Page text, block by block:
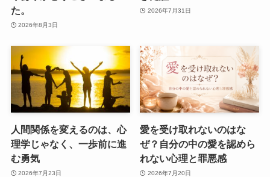
た。
2026年8月3日
2026年7月31日
人間関係を変えるのは、心
理学じゃなく、一歩前に進
む勇気
2026年7月23日
愛を受け取れないのはな
ぜ？自分の中の愛を認めら
れない心理と罪悪感
2026年7月20日